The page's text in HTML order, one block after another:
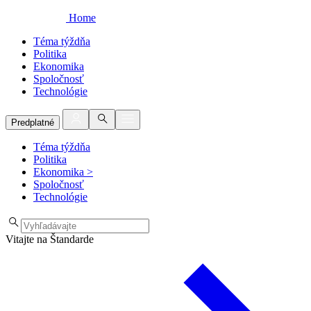
Home
Téma týždňa
Politika
Ekonomika
Spoločnosť
Technológie
Predplatné
Téma týždňa
Politika
Ekonomika >
Spoločnosť
Technológie
Vitajte na Štandarde